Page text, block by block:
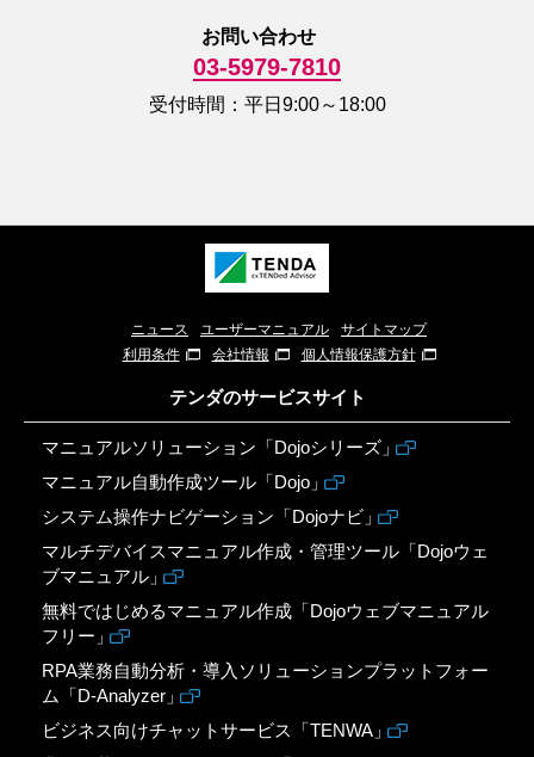
お問い合わせ
03-5979-7810
受付時間：平日9:00～18:00
ニュース ユーザーマニュアル
サイトマップ
利用条件
会社情報 個人情報保護方針
テンダのサービスサイト
マニュアルソリューション「Dojoシリーズ」
マニュアル自動作成ツール「Dojo」
システム操作ナビゲーション「Dojoナビ」
マルチデバイスマニュアル作成・管理ツール「Dojoウェ
ブマニュアル」
無料ではじめるマニュアル作成「Dojoウェブマニュアル
フリー」
RPA業務自動分析・導入ソリューションプラットフォー
ム「D-Analyzer」
ビジネス向けチャットサービス「TENWA」